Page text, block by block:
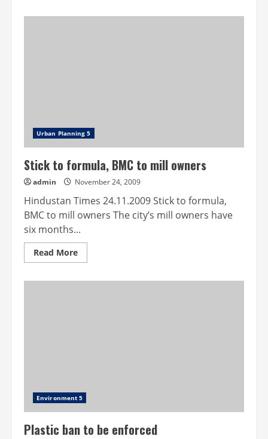
Urban Planning 5
Stick to formula, BMC to mill owners
admin November 24, 2009
Hindustan Times 24.11.2009 Stick to formula,
BMC to mill owners The city’s mill owners have
six months...
Read MoreRead
more
Environment 5
Plastic ban to be enforced